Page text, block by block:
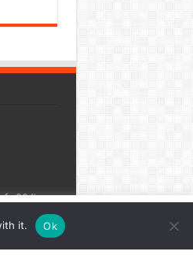
ร์มดิจิทัล
ศ it. Ok